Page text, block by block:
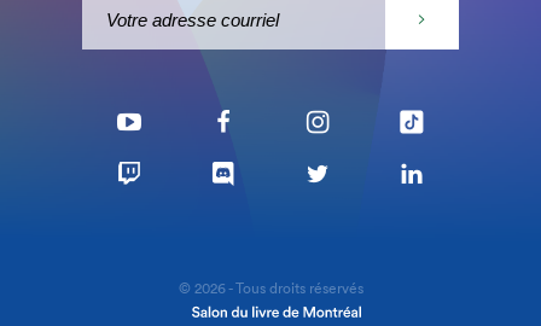
© 2026 - Tous droits réservés